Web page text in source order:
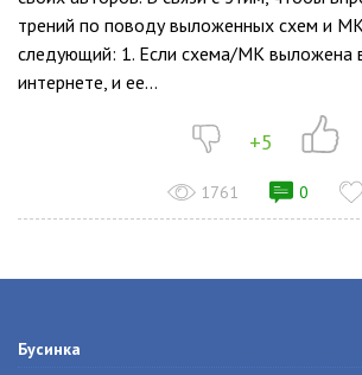
трений по поводу выложенных схем и
следующий: 1. Если схема/МК выложена
интернете, и ее...
+5
1761 0
Бусинка